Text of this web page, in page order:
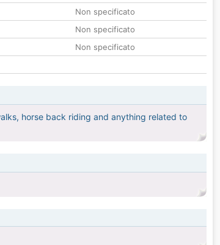
Non specificato
Non specificato
Non specificato
horse back riding and anything related to